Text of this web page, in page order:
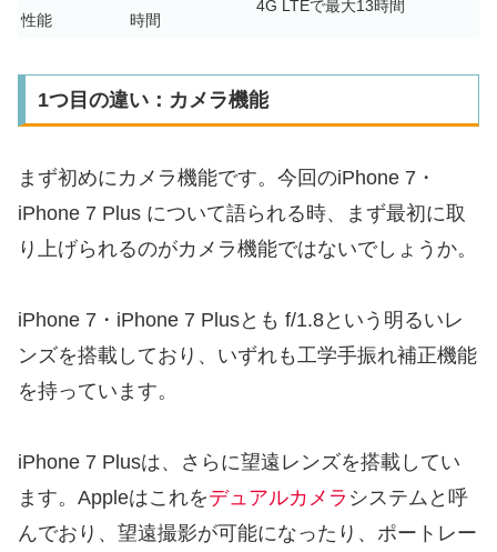
性能
時間
4G LTEで最大13時間
1つ目の違い：カメラ機能
まず初めにカメラ機能です。今回のiPhone 7・
iPhone 7 Plus について語られる時、まず最初に取
り上げられるのがカメラ機能ではないでしょうか。
iPhone 7・iPhone 7 Plusとも f/1.8という明るいレ
ンズを搭載しており、いずれも工学手振れ補正機能
を持っています。
iPhone 7 Plusは、さらに望遠レンズを搭載してい
ます。Appleはこれをデュアルカメラ システムと呼
んでおり、望遠撮影が可能になったり、ポートレー